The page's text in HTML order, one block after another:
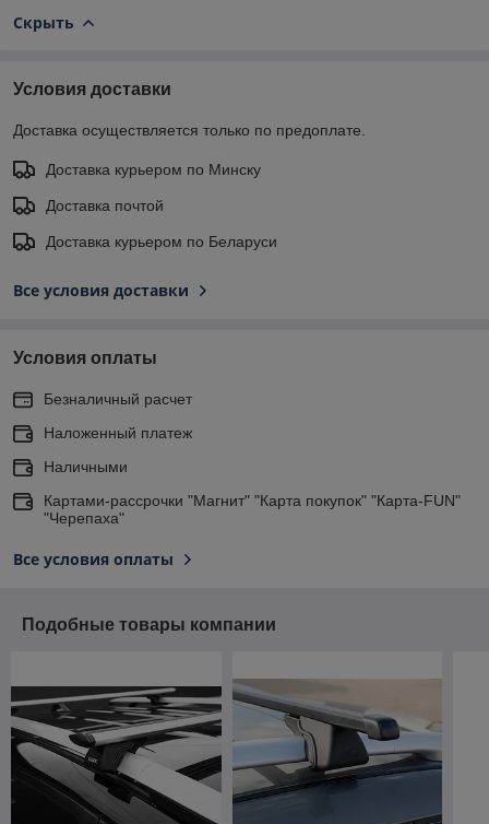
Скрыть
Условия доставки
Доставка осуществляется только по предоплате.
Доставка курьером по Минску
Доставка почтой
Доставка курьером по Беларуси
Все условия доставки
Условия оплаты
Безналичный расчет
Наложенный платеж
Наличными
Картами-рассрочки "Магнит" "Карта покупок" "Карта-FUN"
"Черепаха"
Все условия оплаты
Подобные товары компании